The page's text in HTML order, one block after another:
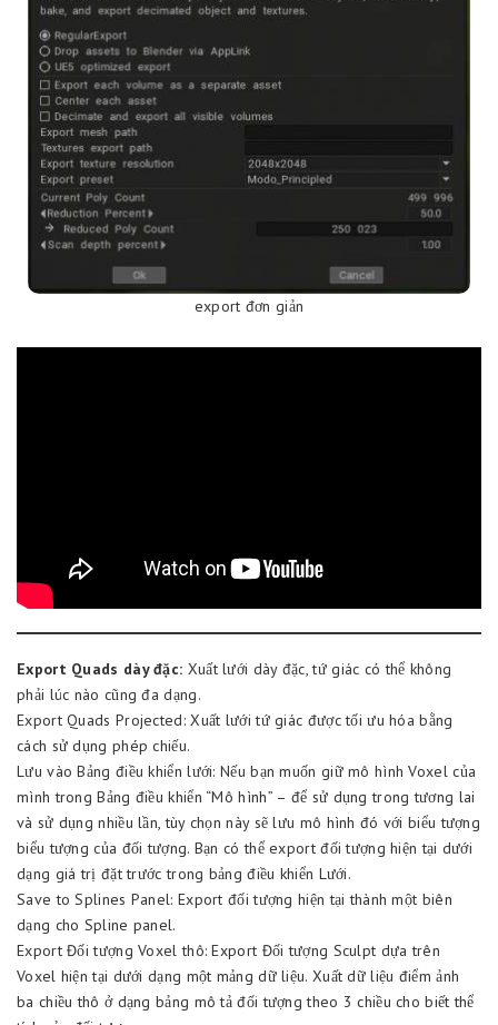
export đơn giản
Export Quads dày đặc: Xuất lưới dày đặc, tứ giác có thể không
phải lúc nào cũng đa dạng.
Export Quads Projected: Xuất lưới tứ giác được tối ưu hóa bằng
cách sử dụng phép chiếu.
Lưu vào Bảng điều khiển lưới: Nếu bạn muốn giữ mô hình Voxel của
mình trong Bảng điều khiển “Mô hình” – để sử dụng trong tương lai
và sử dụng nhiều lần, tùy chọn này sẽ lưu mô hình đó với biểu tượng
biểu tượng của đối tượng. Bạn có thể export đối tượng hiện tại dưới
dạng giá trị đặt trước trong bảng điều khiển Lưới.
Save to Splines Panel: Export đối tượng hiện tại thành một biên
dạng cho Spline panel.
Export Đối tượng Voxel thô: Export Đối tượng Sculpt dựa trên
Voxel hiện tại dưới dạng một mảng dữ liệu. Xuất dữ liệu điểm ảnh
ba chiều thô ở dạng bảng mô tả đối tượng theo 3 chiều cho biết thể